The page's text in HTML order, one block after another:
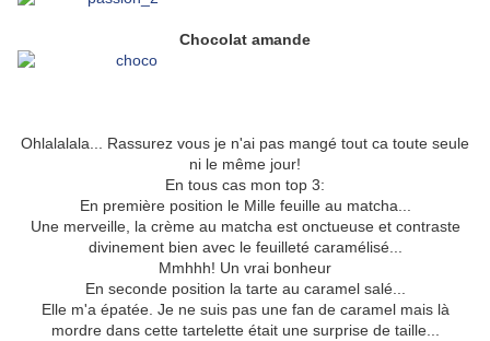
Chocolat amande
Ohlalalala... Rassurez vous je n'ai pas mangé tout ca toute seule
ni le même jour!
En tous cas mon top 3:
En première position le Mille feuille au matcha...
Une merveille, la crème au matcha est onctueuse et contraste
divinement bien avec le feuilleté caramélisé...
Mmhhh! Un vrai bonheur
En seconde position la tarte au caramel salé...
Elle m'a épatée. Je ne suis pas une fan de caramel mais là
mordre dans cette tartelette était une surprise de taille...